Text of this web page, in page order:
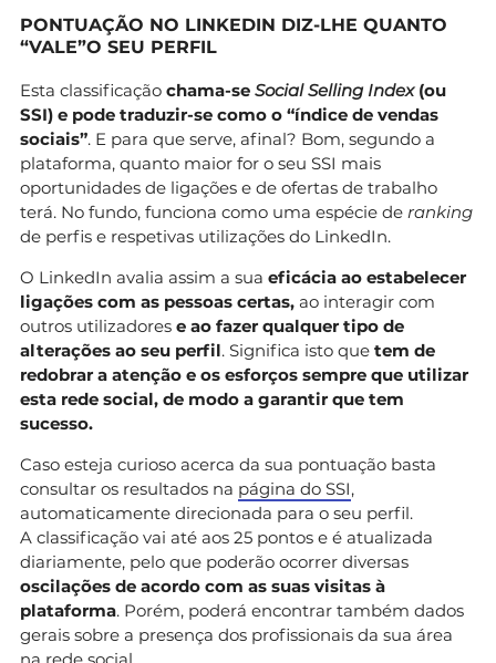
PONTUAÇÃO NO LINKEDIN DIZ-LHE QUANTO
“VALE”O SEU PERFIL
Esta classificação chama-se Social Selling Index(ou
SSI) e pode traduzir-se como o “índice de vendas
sociais”. E para que serve, afinal? Bom, segundo a
plataforma, quanto maior for o seu SSI mais
oportunidades de ligações e de ofertas de trabalho
terá. No fundo, funciona como uma espécie de ranking
de perfis e respetivas utilizações do LinkedIn.
O LinkedIn avalia assim a sua eficácia ao estabelecer
ligações com as pessoas certas, ao interagir com
outros utilizadores e ao fazer qualquer tipo de
alterações ao seu perfil. Significa isto que tem de
redobrar a atenção e os esforços sempre que utilizar
esta rede social, de modo a garantir que tem
sucesso.
Caso esteja curioso acerca da sua pontuação basta
consultar os resultados na página do SSI,
automaticamente direcionada para o seu perfil.
A classificação vai até aos 25 pontos e é atualizada
diariamente, pelo que poderão ocorrer diversas
oscilações de acordo com as suas visitas à
plataforma. Porém, poderá encontrar também dados
gerais sobre a presença dos profissionais da sua área
na rede social.